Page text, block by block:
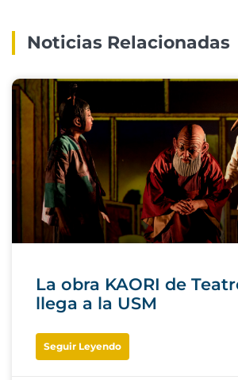
Noticias Relacionadas
La obra KAORI de
llega a la USM
Seguir Leyendo